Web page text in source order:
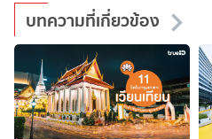
บทความที่เกี่ยวข้อง